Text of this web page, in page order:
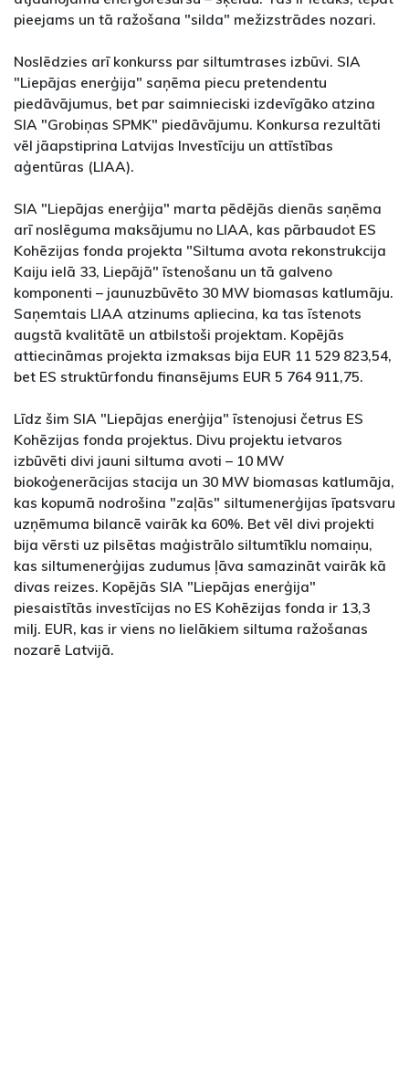
pieejams un tā ražošana "silda" mežizstrādes nozari.
Noslēdzies arī konkurss par siltumtrases izbūvi. SIA
"Liepājas enerģija" saņēma piecu pretendentu
piedāvājumus, bet par saimnieciski izdevīgāko atzina
SIA "Grobiņas SPMK" piedāvājumu. Konkursa rezultāti
vēl jāapstiprina Latvijas Investīciju un attīstības
aģentūras (LIAA).
SIA "Liepājas enerģija" marta pēdējās dienās saņēma
arī noslēguma maksājumu no LIAA, kas pārbaudot ES
Kohēzijas fonda projekta "Siltuma avota rekonstrukcija
Kaiju ielā 33, Liepājā" īstenošanu un tā galveno
komponenti – jaunuzbūvēto 30 MW biomasas katlumāju.
Saņemtais LIAA atzinums apliecina, ka tas īstenots
augstā kvalitātē un atbilstoši projektam. Kopējās
attiecināmas projekta izmaksas bija EUR 11 529 823,54,
bet ES struktūrfondu finansējums EUR 5 764 911,75.
Līdz šim SIA "Liepājas enerģija" īstenojusi četrus ES
Kohēzijas fonda projektus. Divu projektu ietvaros
izbūvēti divi jauni siltuma avoti – 10 MW
biokoģenerācijas stacija un 30 MW biomasas katlumāja,
kas kopumā nodrošina "zaļās" siltumenerģijas īpatsvaru
uzņēmuma bilancē vairāk ka 60%. Bet vēl divi projekti
bija vērsti uz pilsētas maģistrālo siltumtīklu nomaiņu,
kas siltumenerģijas zudumus ļāva samazināt vairāk kā
divas reizes. Kopējās SIA "Liepājas enerģija"
piesaistītās investīcijas no ES Kohēzijas fonda ir 13,3
milj. EUR, kas ir viens no lielākiem siltuma ražošanas
nozarē Latvijā.